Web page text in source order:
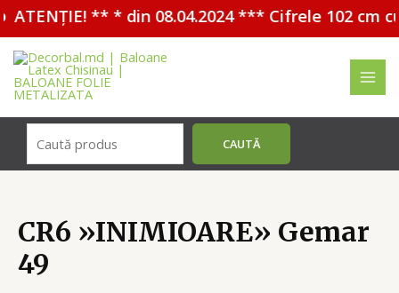
ATENȚIE! ** * din 08.04.2024 *** Cifrele 102 cm
Перейти
содержимому
CAUTĂ
CR6 »INIMIOARE» Gemar
49